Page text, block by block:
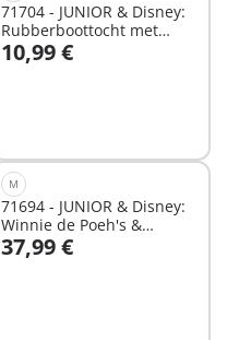
71704 - JUNIOR & Disney:
Rubberboottocht met
Teigetje
10,99 €
In winkelwagen
M
71694 - JUNIOR & Disney:
Winnie de Poeh's &
Teigetje's Bijentuin
37,99 €
In winkelwagen